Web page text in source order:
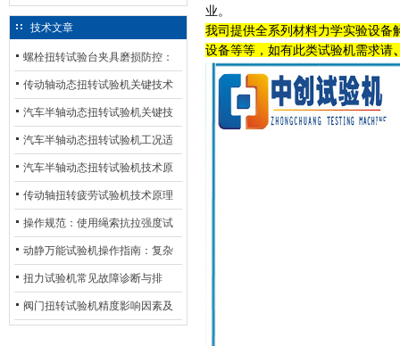
技术文章
螺栓扭转试验台夹具磨损防控：
材质选型与表面处理的耐用性优
化
传动轴动态扭转试验机关键技术
及产业落地应用
汽车半轴动态扭转试验机关键技
术及产业落地应用
汽车半轴动态扭转试验机工况适
配与质控应用探析
汽车半轴动态扭转试验机技术原
理与行业应用
传动轴扭转疲劳试验机技术原理
与行业应用
操作规范：使用绳索抗拉强度试
验机的完整测试步骤
动静万能试验机操作指南：复杂
动态测试的标准化流程
扭力试验机常见故障诊断与排
除：从传感器信号异常到机械传
阀门扭转试验机精度影响因素及
业。
我司提供全系列材料力学实验设备
设备等等，如有此类试验机需求请